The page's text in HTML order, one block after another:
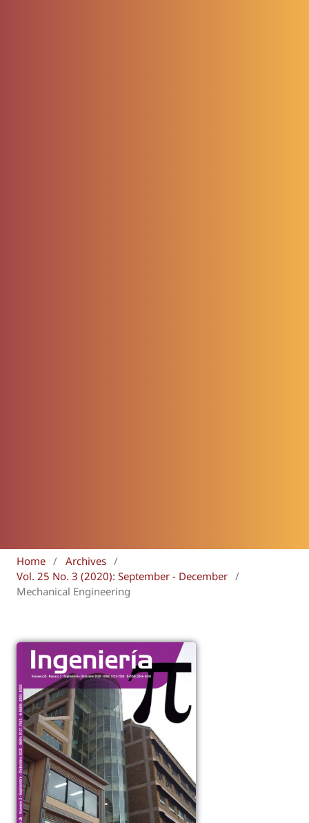
Home / Archives /
Vol. 25 No. 3 (2020): September - December /
Mechanical Engineering